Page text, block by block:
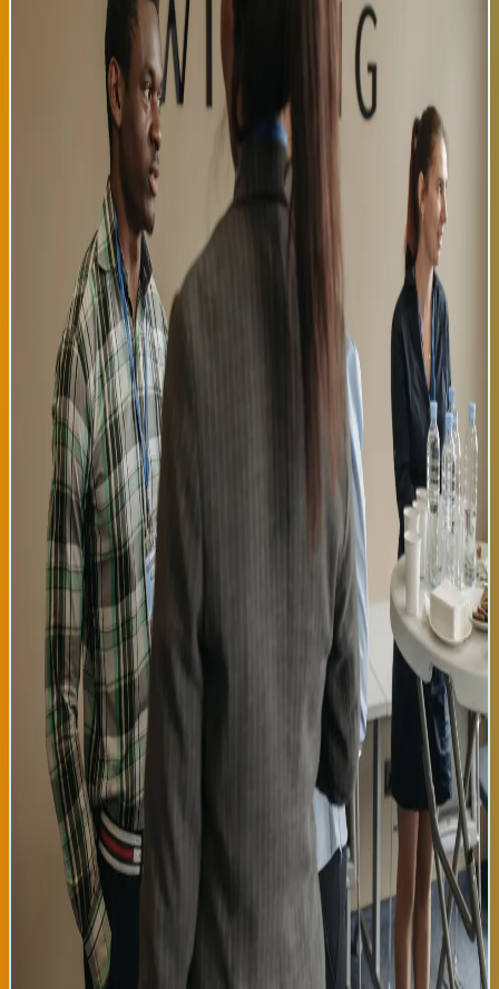
Vallejo, destacó que este logro representa la solidaridad entre
miembros de la comunidad ecuatoriana que buscan mejorar sus
condiciones laborales y acceso a oportunidades económicas en
el País Vasco. La Red de Oportunidades ha generado
documentadamente más de 280 colocaciones laborales en
diferentes sectores durante los últimos dieciocho meses. El
programa, lanzado inicialmente con solo 80 participantes hace
dos años, ha crecido exponencialmente gracias a la colaboración
de empresarios ecuatorianos establecidos en Bilbao,
profesionales vascos solidarios y el apoyo de instituciones
locales de educación y empleo. 'Red de Oportunidades' funciona
mediante un sistema de mentorías cruzadas donde
profesionales con experiencia laboral en sectores específicos
asesoran a compatriotas que buscan inserción laboral, mejora
salarial o reconversión profesional. Los mentores incluyen
contadores, ingenieros, chefs, educadores y profesionales de
salud que comparten sus conocimientos de forma voluntaria. El
programa también ofrece talleres de español técnico,
capacitación en ofimática avanzada y asesoramiento sobre
derechos laborales españoles. La extensión del programa a 450
afiliados refleja la maduración demográfica de la comunidad
ecuatoriana en Bilbao, que ha transitado desde una fase inicial
de consolidación migratoria hacia una etapa de
empoderamiento económico y profesional. Muchos de los
participantes en 'Red de Oportunidades' ahora ocupan
posiciones de liderazgo en empresas vascas medianas y
pequeñas, demostrando que la inversión en formación y
mentoría genera efectos multiplicadores. La asociación reporta
que aproximadamente 65 por ciento de los participantes que
completaron el programa hace un año mantienen empleos
estables con mejoras salariales de entre 15 y 40 por ciento
respecto a sus condiciones previas. Para la comunidad
ecuatoriana en el País Vasco, 'Red de Oportunidades' ha
trascendido su función laboral inicial para convertirse en
espacio de cohesión comunitaria y apoyo mutuo. El programa
también ha generado efectos secundarios positivos, incluyendo
la creación de una red empresarial informal donde miembros
colaboran en proyectos comerciales conjuntos. Desde Radio
Tropical, celebramos iniciativas comunitarias como esta que
demuestran que la migración organizada y autogestionada
genera beneficios tangibles para todos los involucrados. Los
próximos pasos de la asociación incluyen expandir 'Red de
Oportunidades' a Donostia y Vitoria, estimando que podría llegar
a mil participantes en tres años.